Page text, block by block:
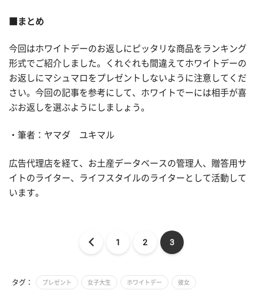
■まとめ
今回はホワイトデーのお返しにピッタリな商品をランキング
形式でご紹介しました。くれぐれも間違えてホワイトデーの
お返しにマシュマロをプレゼントしないように注意してくだ
さい。今回の記事を参考にして、ホワイトでーには相手が喜
ぶお返しを選ぶようにしましょう。
・筆者：ヤマダ ユキマル
広告代理店を経て、お土産データベースの管理人、贈答用サ
イトのライター、ライフスタイルのライターとして活動して
います。
1 2 3
タグ： プレゼント 女子大生 ホワイトデー 彼女